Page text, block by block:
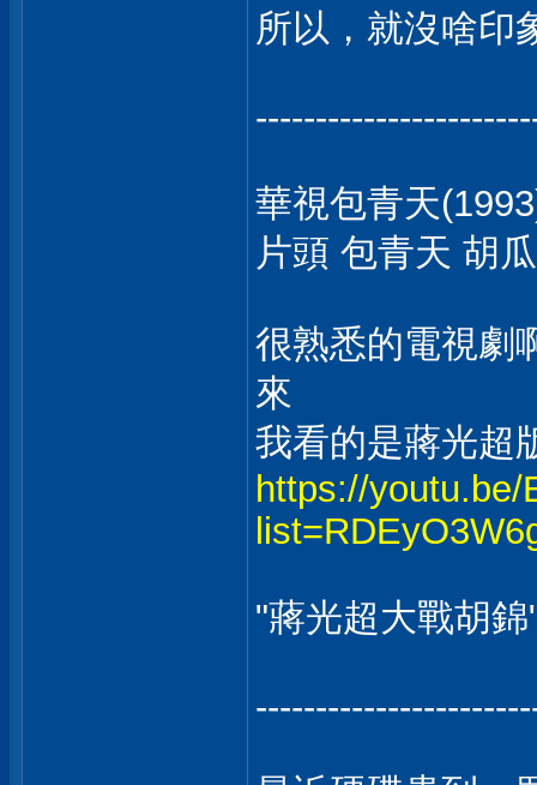
所以，就沒啥印
華視包青天
片頭 包青天 胡瓜
很熟悉的電視劇
來
我看的是蔣光超
https://youtu.be/
"蔣光超大戰胡